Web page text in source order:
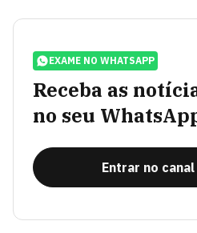
EXAME NO WHATSAPP
Receba as
no seu
Entrar no canal